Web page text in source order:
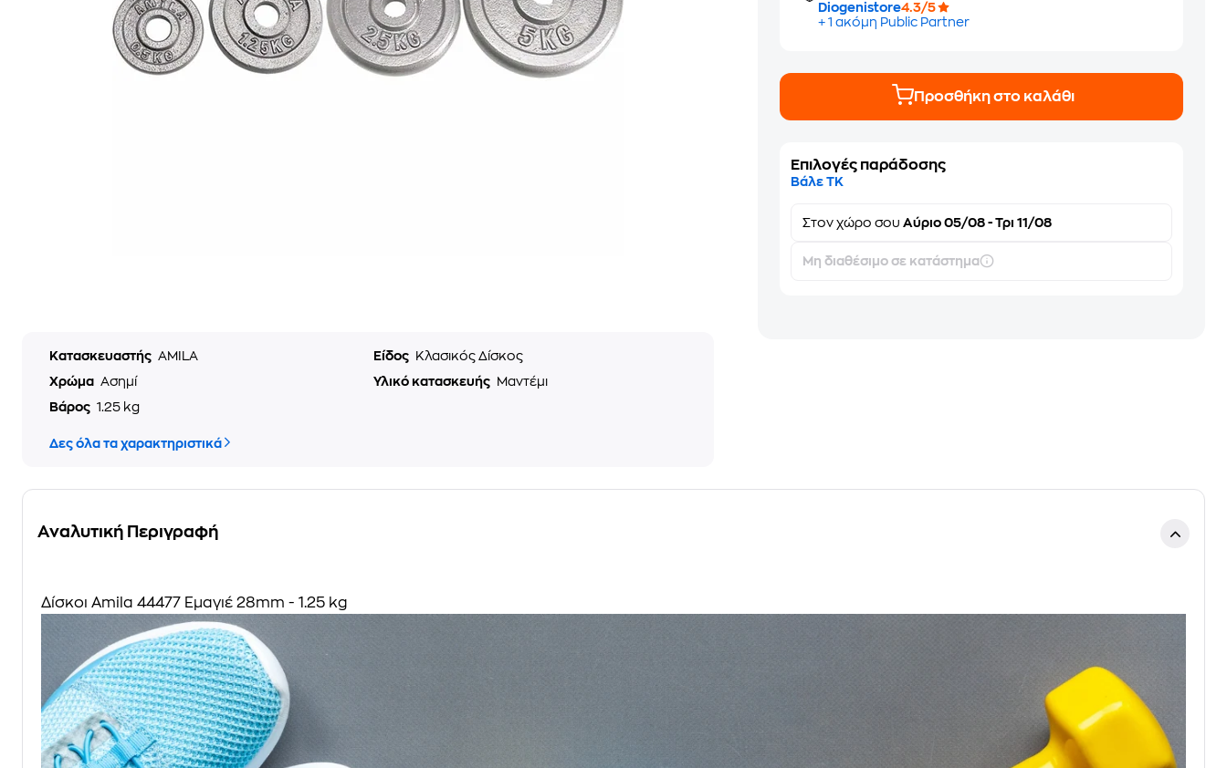
Κατασκευαστής AMILA Είδος
Κλασικός Δίσκος
Χρώμα Ασημί Υλικό κατασκευής
Μαντέμι
Βάρος 1.25 kg
Δες όλα τα χαρακτηριστικά
Diogenistore4.3/5
+ 1 ακόμη Public Partner
Προσθήκη στο καλάθι
Επιλογές παράδοσης
Βάλε ΤΚ
Στονχώρο σου Αύριο 05/08 - Τρι 11/08
Μη διαθέσιμο σε κατάστημα
Αναλυτική Περιγραφή
Δίσκοι Amila 44477 Εμαγιέ 28mm - 1.25 kg